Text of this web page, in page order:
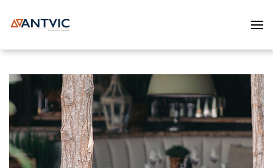
Skip to main content